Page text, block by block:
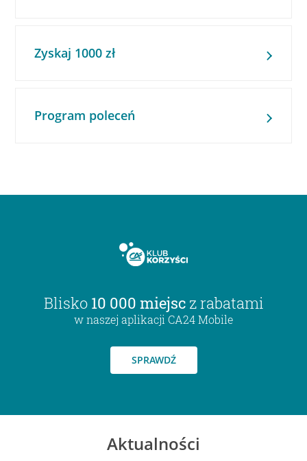
Zyskaj 1000 zł
Program poleceń
Blisko 10 000 miejsc z rabatami
w naszej aplikacji CA24 Mobile
SPRAWDŹ
Aktualności